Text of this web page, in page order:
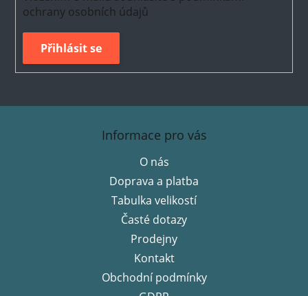
ochrany osobních údajů
Přihlásit se
Informace pro vás
O nás
Doprava a platba
Tabulka velikostí
Časté dotazy
Prodejny
Kontakt
Obchodní podmínky